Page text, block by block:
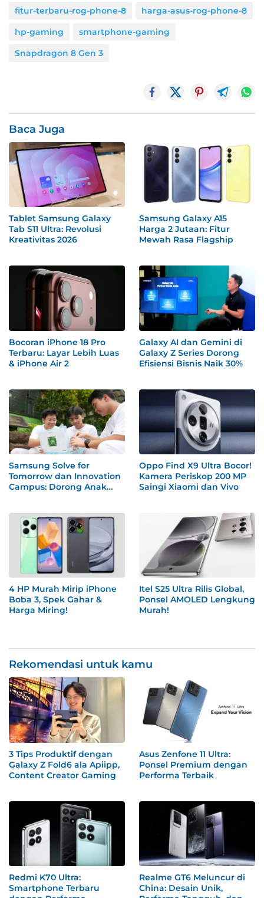
fitur-terbaru-rog-phone-8
harga-asus-rog-phone-8
hp-gaming
smartphone-gaming
Snapdragon 8 Gen 3
Baca Juga
Tablet Samsung Galaxy
Tab S11 Ultra: Revolusi
Kreativitas 2026
Samsung Galaxy A15
Harga 2 Jutaan: Fitur
Mewah Rasa Flagship
Bocoran iPhone 18 Pro
Terbaru: Layar Lebih Luas
& iPhone Air 2
Galaxy AI dan Gemini di
Galaxy Z Series Dorong
Efisiensi Bisnis Naik 30%
Samsung Solve for
Tomorrow dan Innovation
Campus: Dorong Anak
Oppo Find X9 Ultra Bocor!
Kamera Periskop 200 MP
Saingi Xiaomi dan Vivo
4 HP Murah Mirip iPhone
Boba 3, Spek Gahar &
Harga Miring!
Itel S25 Ultra Rilis Global,
Ponsel AMOLED Lengkung
Murah!
Rekomendasi untuk kamu
3 Tips Produktif dengan
Galaxy Z Fold6 ala Apiipp,
Content Creator Gaming
Asus Zenfone 11 Ultra:
Ponsel Premium dengan
Performa Terbaik
Redmi K70 Ultra:
Smartphone Terbaru
Realme GT6 Meluncur di
China: Desain Unik,